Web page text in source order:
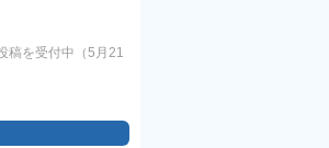
稿を受付中（5月21